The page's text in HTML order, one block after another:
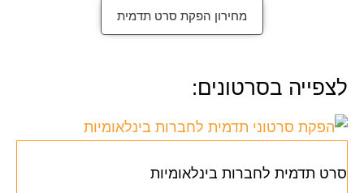
מחירון הפקת סרט תדמית
לצפייה בסרטונים:
סרט תדמית לחברות בינלאומיות